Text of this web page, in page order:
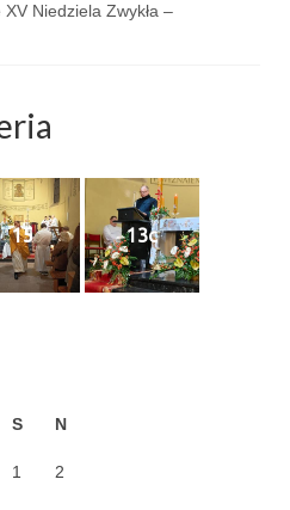
30.03.2024
2023
Niedziela Zwykła –
15 13c
S N
1 2